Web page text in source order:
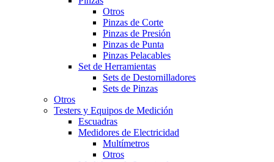
Otros
Pinzas de Corte
Pinzas de Presión
Pinzas de Punta
Pinzas Pelacables
Set de Herramientas
Sets de Destornilladores
Sets de Pinzas
Otros
Testers y Equipos de Medición
Escuadras
Medidores de Electricidad
Multímetros
Otros